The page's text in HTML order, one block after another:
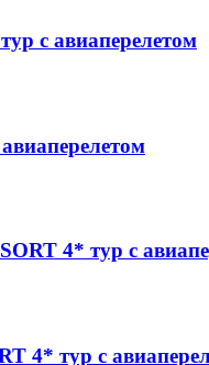
с авиаперелетом
4* тур с
4* тур с